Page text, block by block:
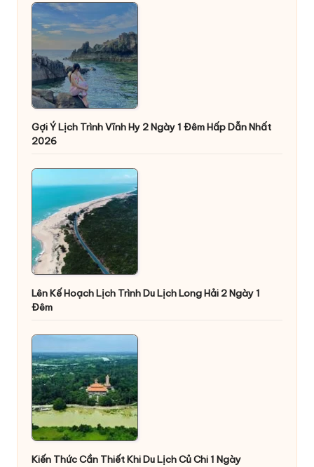
Gợi Ý Lịch Trình Vĩnh Hy 2 Ngày 1 Đêm Hấp Dẫn Nhất
2026
Lên Kế Hoạch Lịch Trình Du Lịch Long Hải 2 Ngày 1
Đêm
Kiến Thức Cần Thiết Khi Du Lịch Củ Chi 1 Ngày